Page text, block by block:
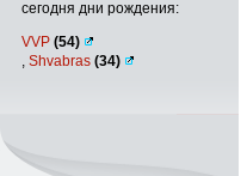
сегодня дни рождения:
VVP (54)
Shvabras (34)